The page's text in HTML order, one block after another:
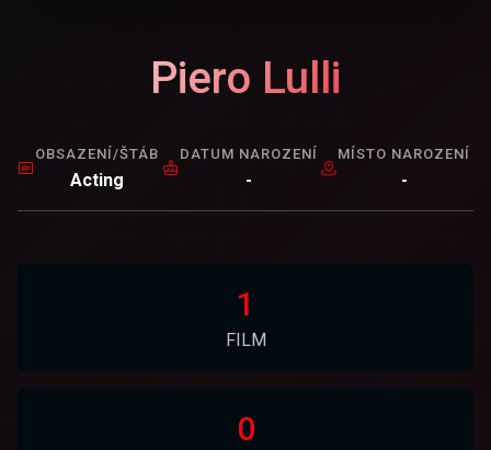
Piero Lulli
OBSAZENÍ/ŠTÁB
Acting
DATUM NAROZENÍ
-
MÍSTO NAROZENÍ
-
1
FILM
0